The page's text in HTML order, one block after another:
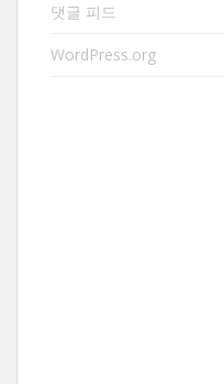
댓글 피드
WordPress.org